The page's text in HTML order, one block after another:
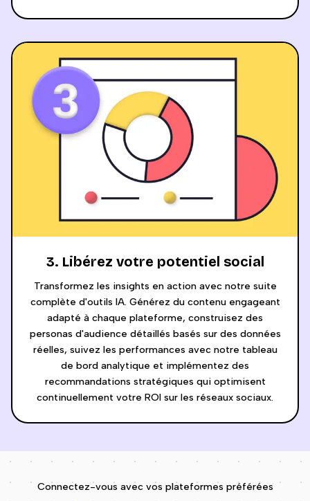
3. Libérez votre potentiel social
Transformez les insights en action avec notre suite
complète d'outils IA. Générez du contenu engageant
adapté à chaque plateforme, construisez des
personas d'audience détaillés basés sur des données
réelles, suivez les performances avec notre tableau
de bord analytique et implémentez des
recommandations stratégiques qui optimisent
continuellement votre ROI sur les réseaux sociaux.
Connectez-vous avec vos plateformes préférées